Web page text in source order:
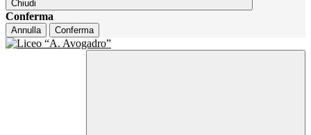
Chiudi
Conferma
Annulla Conferma